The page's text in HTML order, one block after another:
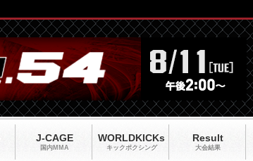
J-CAGE
国内MMA
WORLDKICKs
キックポクシング
Result
大会結果